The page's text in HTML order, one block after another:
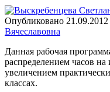
Опубликовано 21.09.2012
Вячеславовна
Данная рабочая
распределением часов
увеличением
классах.